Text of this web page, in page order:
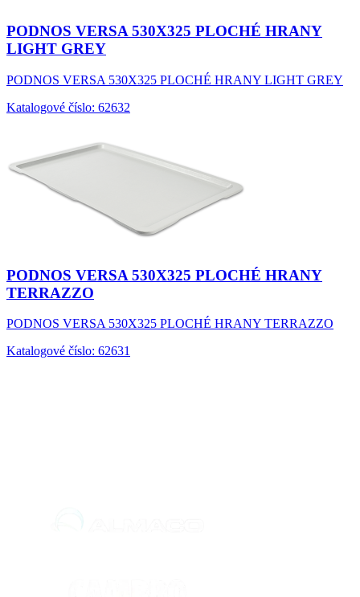
PODNOS VERSA 530X325 PLOCHÉ HRANY
LIGHT GREY
PODNOS VERSA 530X325 PLOCHÉ HRANY LIGHT GREY
Katalogové číslo: 62632
PODNOS VERSA 530X325 PLOCHÉ HRANY
TERRAZZO
PODNOS VERSA 530X325 PLOCHÉ HRANY TERRAZZO
Katalogové číslo: 62631